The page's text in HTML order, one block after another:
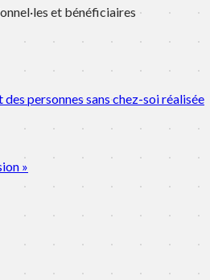
et bénéficiaires
personnes sans chez-soi réalisée
»